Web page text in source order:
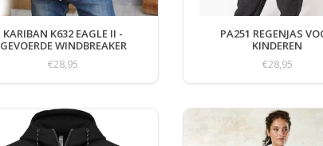
KARIBAN K632 EAGLE II -
GEVOERDE WINDBREAKER
€28,95
PA251 REGENJAS
KINDEREN
€28,95